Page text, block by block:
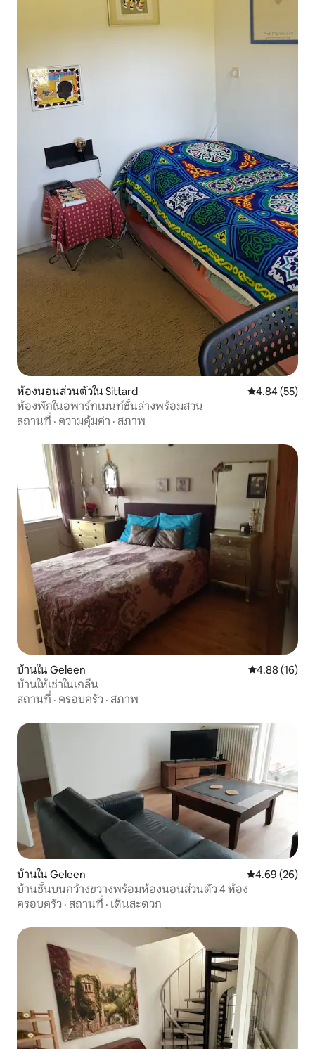
ห้องนอนส่วนตัวใน Sittard คะแนนเฉลี่ย
4.84 (55)
ห้องพักในอพาร์ทเมนท์ชั้นล่างพร้อมสวน
สถานที่ · ความคุ้มค่า · สภาพ
บ้านใน Geleen คะแนนเฉลี่ย
4.88 (16)
บ้านให้เช่าในเกลีน
สถานที่ · ครอบครัว · สภาพ
บ้านใน Geleen คะแนนเฉลี่ย
4.69 (26)
บ้านชั้นบนกว้างขวางพร้อมห้องนอนส่วนตัว 4 ห้อง
ครอบครัว · สถานที่ · เดินสะดวก